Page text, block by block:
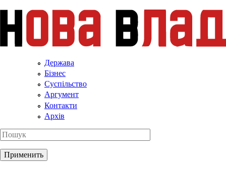
Держава
Бізнес
Суспільство
Аргумент
Контакти
Архів